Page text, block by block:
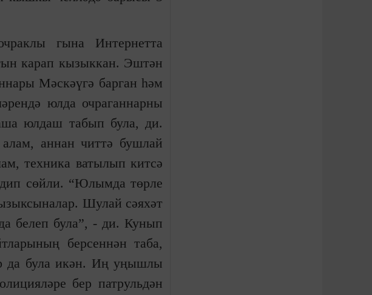
гына Интернетта
карап кызыккан. Эштән
Мәскәүгә барган һәм
юлда очраганнарны
юлдаш табып була, ди.
аннан читтә бушлай
техника ватылып китсә
дип сөйли. “Юлымда төрле
Шулай сәяхәт
белеп була”, - ди. Кунып
берсеннән таба,
да була икән. Иң уңышлы
бер патрульдән